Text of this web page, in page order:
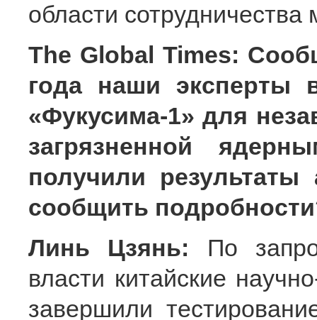
области
The Global Times:
года наши эксперты
«Фукусима-1» для
загрязненной
получили
сообщить
Линь Цзянь: По
власти китайские
завершили